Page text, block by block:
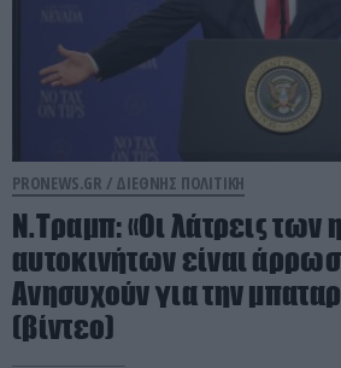
PRONEWS.GR / ΔΙΕΘΝΗΣ ΠΟΛΙΤΙΚΗ
Ν.Τραμπ: «Οι λάτρεις των
αυτοκινήτων είναι
Ανησυχούν για την
(βίντεο)